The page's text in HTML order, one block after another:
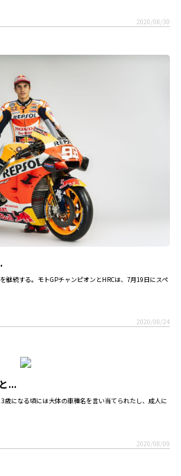
2020/08/30
継続する。モトGPチャンピオンとHRCは、7月19日にスペ
2020/08/24
...
歳になる頃には大体の車種名を言い当てられたし、成人に
2020/08/09